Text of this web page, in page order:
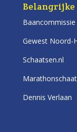
Gewest Noord-
Schaatsen.nl
Dennis Verlaan